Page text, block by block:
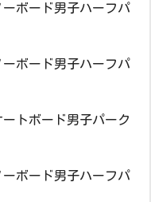
ボード男子ハーフパ
ボード男子ハーフパ
トボード男子パーク
ボード男子ハーフパ